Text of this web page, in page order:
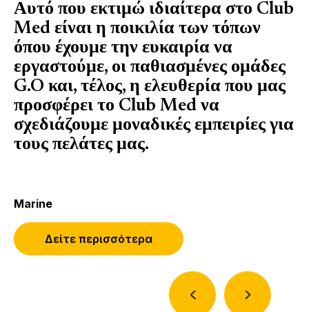
Αυτό που εκτιμώ ιδιαίτερα στο Club
Med είναι η ποικιλία των τόπων
όπου έχουμε την ευκαιρία να
εργαστούμε, οι παθιασμένες ομάδες
G.O και, τέλος, η ελευθερία που μας
προσφέρει το Club Med να
σχεδιάζουμε μοναδικές εμπειρίες για
τους πελάτες μας.
Marine
Δείτε περισσότερα (Ανοίγει σε νέα καρτέλα ή
(opens in new window)